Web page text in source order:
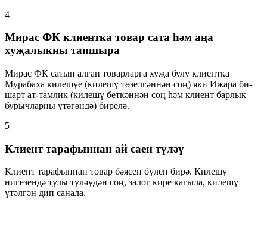
4
Мирас ФК клиентка товар сата һәм аңа
хуҗалыкны тапшыра
Мирас ФК сатып алган товарларга хуҗа булу клиентка
Мурабаха килешүе (килешү төзелгәннән соң) яки Ижара би-
шарт ат-тамлик (килешү беткәннән соң һәм клиент барлык
бурычларны үтәгәндә) бирелә.
5
Клиент тарафыннан ай саен түләү
Клиент тарафыннан товар бәясен бүлеп бирә. Килешү
нигезендә тулы түләүдән соң, залог кире кагыла, килешү
үтәлгән дип санала.